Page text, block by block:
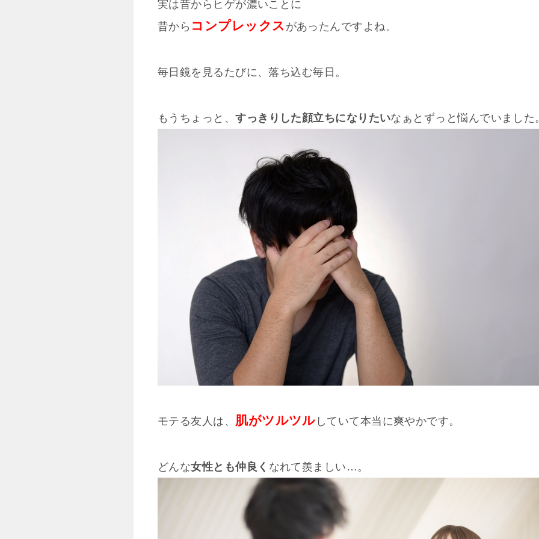
実は昔からヒゲが濃いことに
昔から コンプレックス があったんですよね。
毎日鏡を見るたびに、落ち込む毎日。
もうちょっと、すっきりした顔立ちになりたいなぁとずっと悩んでいました
モテる友人は、 肌がツルツル していて本当に爽やかです。
どんな女性とも仲良く なれて羨ましい…。